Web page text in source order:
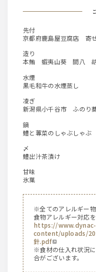
先付
京都府鹿島屋豆腐店 寄
造り
本鮪 蝦夷山葵 間八 胡
水煙
黒毛和牛の水煙蒸し
凌ぎ
新潟県小千谷市 ふのり
鍋
鱧と蓴菜のしゃぶしゃぶ
〆
鱧出汁茶漬け
甘味
氷菓
※全てのアレルギー物
食物アレルギー対応
https://
content/uploads/
針.pdf
※食材の仕入れ状況
合がございます。